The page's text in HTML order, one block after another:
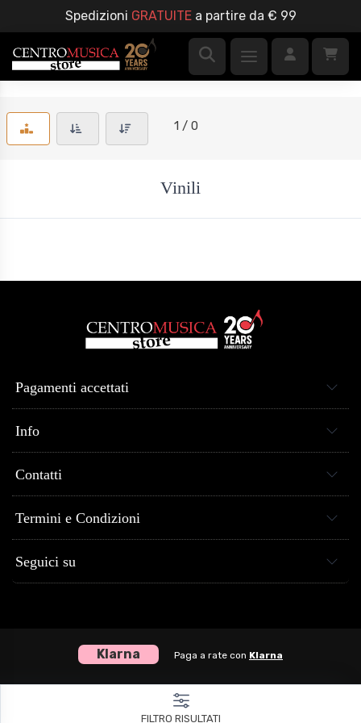
Spedizioni GRATUITEa partire da € 99
1 / 0
Vinili
Pagamenti accettati
Info
Contatti
Termini e Condizioni
Seguici su
FILTRO RISULTATI
Klarna Paga a rate con Klarna
Centro Musica Store® dal 2005 al tuo servizio - P.Iva 04307120651